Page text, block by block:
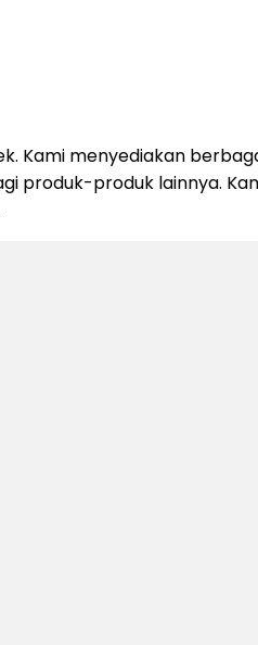
Kami menyediakan
produk-produk lainnya.